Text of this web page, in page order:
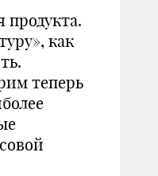
продукта.
как
теперь